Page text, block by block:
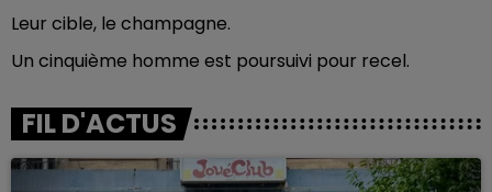
Leur cible, le champagne.
Un cinquième homme est poursuivi pour recel.
FIL D'ACTUS